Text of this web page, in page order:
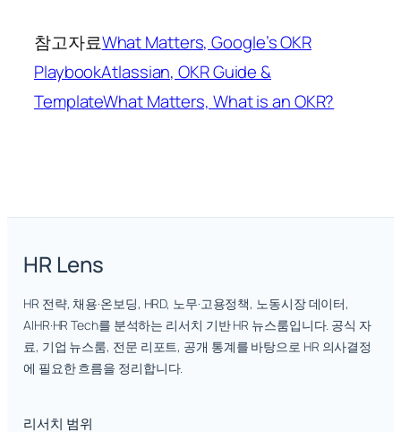
참고자료What Matters, Google’s OKR
PlaybookAtlassian, OKR Guide &
TemplateWhat Matters, What is an OKR?
HR Lens
HR 전략, 채용·온보딩, HRD, 노무·고용정책, 노동시장 데이터,
AIHR·HR Tech를 분석하는 리서치 기반 HR 뉴스룸입니다. 공식 자
료, 기업 뉴스룸, 전문 리포트, 공개 통계를 바탕으로 HR 의사결정
에 필요한 흐름을 정리합니다.
리서치 범위